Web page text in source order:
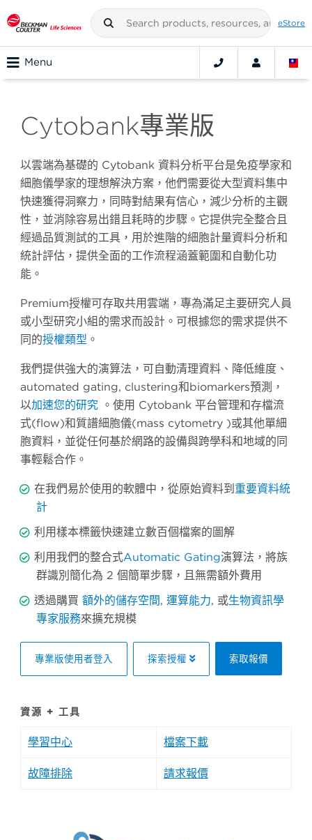
eStore
Menu
Cytobank專業版
以雲端為基礎的 Cytobank 資料分析平台是免疫學家和
細胞儀學家的理想解決方案，他們需要從大型資料集中
快速獲得洞察力，同時對結果有信心，減少分析的主觀
性，並消除容易出錯且耗時的步驟。它提供完全整合且
經過品質測試的工具，用於進階的細胞計量資料分析和
統計評估，提供全面的工作流程涵蓋範圍和自動化功
能。
Premium授權可存取共用雲端，專為滿足主要研究人員
或小型研究小組的需求而設計。可根據您的需求提供不
同的授權類型 。
我們提供強大的演算法，可自動清理資料、降低維度、
automated gating, clustering和biomarkers預測，
以加速您的研究 。使用 Cytobank 平台管理和存檔流
式(flow)和質譜細胞儀(mass cytometry )或其他單細
胞資料，並從任何基於網路的設備與跨學科和地域的同
事輕鬆合作。
在我們易於使用的軟體中，從原始資料到 重要資料統
計
利用樣本標籤快速建立數百個檔案的圖解
利用我們的整合式Automatic Gating演算法，將族
群識別簡化為 2 個簡單步驟，且無需額外費用
透過購買 額外的儲存空間, 運算能力, 或生物資訊學
專家服務來擴充規模
專業版使用者登入 探索授權 索取報價
資源 + 工具
學習中心 檔案下載
故障排除 請求報價